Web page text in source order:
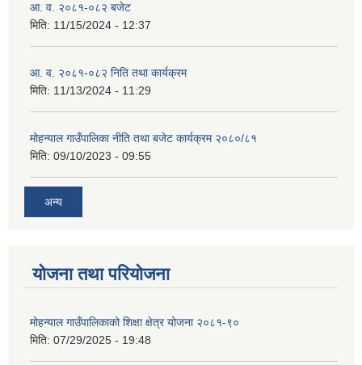
आ. व. २०८१-०८२ बजेट
मिति: 11/15/2024 - 12:37
आ. व. २०८१-०८२ निति तथा कार्यक्रम
मिति: 11/13/2024 - 11:29
मोहन्याल गाउँपालिका नीति तथा बजेट कार्यक्रम २०८०/८१
मिति: 09/10/2023 - 09:55
अन्य
योजना तथा परियोजना
मोहन्याल गाउँपालिकाको शिक्षा क्षेत्र योजना २०८१-९०
मिति: 07/29/2025 - 19:48